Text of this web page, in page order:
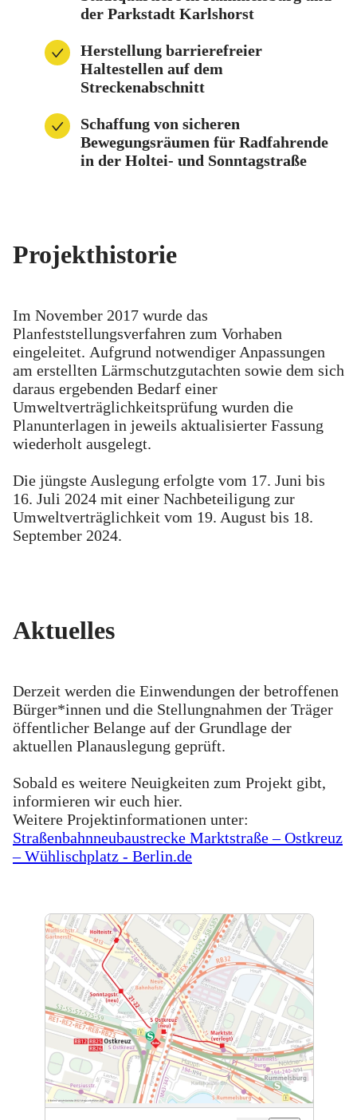
der Parkstadt Karlshorst
Herstellung barrierefreier
Haltestellen auf dem
Streckenabschnitt
Schaffung von sicheren
Bewegungsräumen für Radfahrende
in der Holtei- und Sonntagstraße
Projekthistorie
Im November 2017 wurde das
Planfeststellungsverfahren zum Vorhaben
eingeleitet. Aufgrund notwendiger Anpassungen
am erstellten Lärmschutzgutachten sowie dem sich
daraus ergebenden Bedarf einer
Umweltverträglichkeitsprüfung wurden die
Planunterlagen in jeweils aktualisierter Fassung
wiederholt ausgelegt.
Die jüngste Auslegung erfolgte vom 17. Juni bis
16. Juli 2024 mit einer Nachbeteiligung zur
Umweltverträglichkeit vom 19. August bis 18.
September 2024.
Aktuelles
Derzeit werden die Einwendungen der betroffenen
Bürger*innen und die Stellungnahmen der Träger
öffentlicher Belange auf der Grundlage der
aktuellen Planauslegung geprüft.
Sobald es weitere Neuigkeiten zum Projekt gibt,
informieren wir euch hier.
Weitere Projektinformationen unter:
Straßenbahnneubaustrecke Marktstraße – Ostkreuz
– Wühlischplatz - Berlin.de